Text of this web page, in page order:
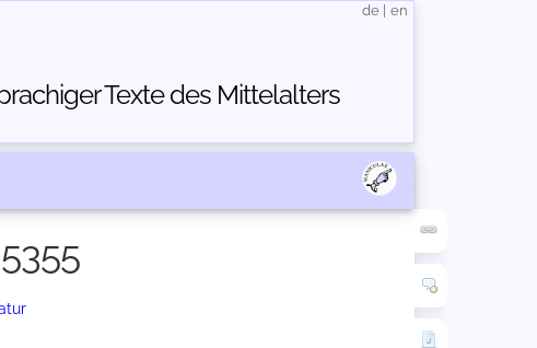
Texte des Mittelalters
de en